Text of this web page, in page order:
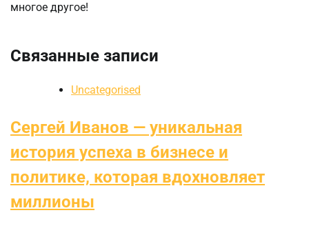
многое другое!
Связанные записи
Uncategorised
Сергей Иванов — уникальная
история успеха в бизнесе и
политике, которая вдохновляет
миллионы